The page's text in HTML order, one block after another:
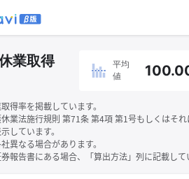
業取得
平均
値
得率を掲載しています。
業法施行規則 第71条 第4項 第1号もしくはそ
しています。
異なる場合があります。
報告書にある場合、「算出方法」列に記載し